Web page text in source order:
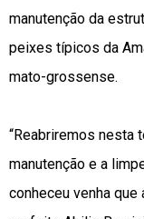
manutenção da
peixes típicos da
mato-grossense.
“Reabriremos nesta
manutenção e a
conheceu venha